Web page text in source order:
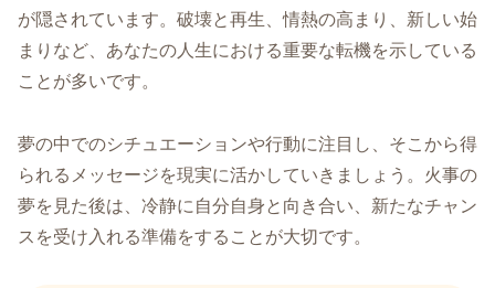
が隠されています。破壊と再生、情熱の高まり、新しい始
まりなど、あなたの人生における重要な転機を示している
ことが多いです。
夢の中でのシチュエーションや行動に注目し、そこから得
られるメッセージを現実に活かしていきましょう。火事の
夢を見た後は、冷静に自分自身と向き合い、新たなチャン
スを受け入れる準備をすることが大切です。